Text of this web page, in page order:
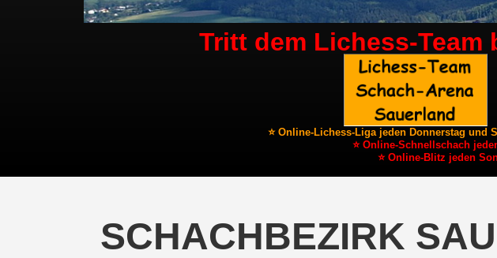
Tritt dem Lichess-Team
⭐ Online-Lichess-Liga jeden Donnerstag und
⭐ Online-Schnellschach
⭐ Online-Blitz jeden
SCHACHBEZIRK